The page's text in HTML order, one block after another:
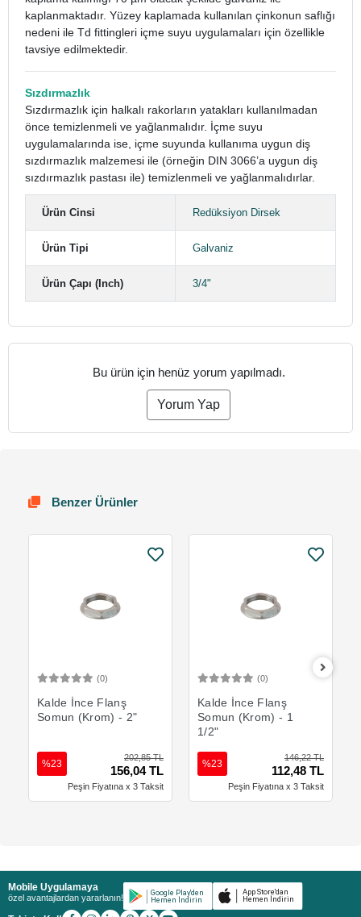
kaplanmaktadır. Yüzey kaplamada kullanılan çinkonun saflığı
nedeni ile Td fittingleri içme suyu uygulamaları için özellikle
tavsiye edilmektedir.
Sızdırmazlık
Sızdırmazlık için halkalı rakorların yatakları kullanılmadan
önce temizlenmeli ve yağlanmalıdır. İçme suyu
uygulamalarında ise, içme suyunda kullanıma uygun diş
sızdırmazlık malzemesi ile (örneğin DIN 3066’a uygun diş
sızdırmazlık pastası ile) temizlenmeli ve yağlanmalıdırlar.
Ürün Cinsi Redüksiyon Dirsek
Ürün Tipi Galvaniz
Ürün Çapı (Inch) 3/4"
Bu ürün için henüz yorum yapılmadı.
Yorum Yap
Benzer Ürünler
(0)
Kalde İnce Flanş
Somun (Krom) - 2"
202,85 TL
156,04 TL
%23
Peşin Fiyatına x 3 Taksit
(0)
Kalde İnce Flanş
Somun (Krom) - 1
1/2"
146,22 TL
112,48 TL
%23
Peşin Fiyatına x 3 Taksit
Mobile Uygulamaya
özel avantajlardan yararlanın!